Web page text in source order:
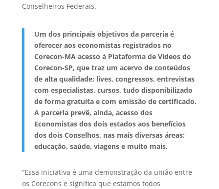
Conselheiros Federais.
Um dos principais objetivos da parceria é
oferecer aos economistas registrados no
Corecon-MA acesso à Plataforma de Vídeos do
Corecon-SP, que traz um acervo de conteúdos
de alta qualidade: lives, congressos, entrevistas
com especialistas, cursos, tudo disponibilizado
de forma gratuita e com emissão de certificado.
A parceria prevê, ainda, acesso dos
Economistas dos dois estados aos benefícios
dos dois Conselhos, nas mais diversas áreas:
educação, saúde, viagens e muito mais.
“Essa iniciativa é uma demonstração da união entre
os Corecons e significa que estamos todos